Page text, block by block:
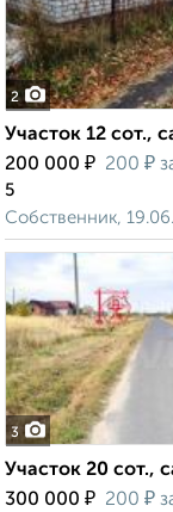
2
Участок 12 сот.,
200 000 ₽ 200 ₽
5
Собственник,
3
Участок 20 сот.,
300 000 ₽ 200 ₽